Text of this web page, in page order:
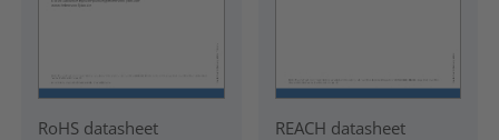
RoHS datasheet REACH datasheet